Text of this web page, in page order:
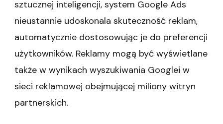
sztucznej inteligencji, system Google Ads
nieustannie udoskonala skuteczność reklam,
automatycznie dostosowując je do preferencji
użytkowników. Reklamy mogą być wyświetlane
także w wynikach wyszukiwania Googlei w
sieci reklamowej obejmującej miliony witryn
partnerskich.